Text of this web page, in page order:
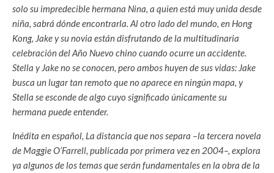
solo su impredecible hermana Nina, a quien está muy unida desde
niña, sabrá dónde encontrarla. Al otro lado del mundo, en Hong
Kong, Jake y su novia están disfrutando de la multitudinaria
celebración del Año Nuevo chino cuando ocurre un accidente.
Stella y Jake no se conocen, pero ambos huyen de sus vidas: Jake
busca un lugar tan remoto que no aparece en ningún mapa, y
Stella se esconde de algo cuyo significado únicamente su
hermana puede entender.
Inédita en español, La distancia que nos separa –la tercera novela
de Maggie O’Farrell, publicada por primera vez en 2004–, explora
ya algunos de los temas que serán fundamentales en la obra de la